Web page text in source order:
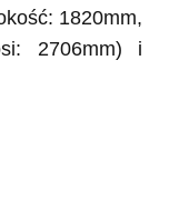
1820mm,
2706mm) i